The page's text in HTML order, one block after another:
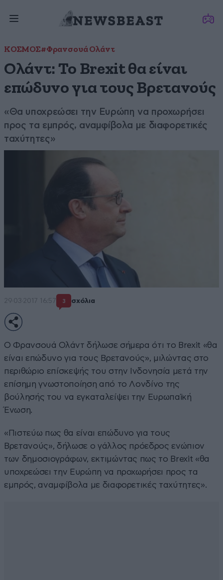
ΚΟΣΜΟΣ#Φρανσουά Ολάντ
Ολάντ: Το Brexit θα είναι
επώδυνο για τους Βρετανούς
«Θα υποχρεώσει την Ευρώπη να προχωρήσει
προς τα εμπρός, αναμφίβολα με διαφορετικές
ταχύτητες»
29·03·2017 16:57 3 σχόλια
Ο Φρανσουά Ολάντ δήλωσε σήμερα ότι το Brexit «θα
είναι επώδυνο για τους Βρετανούς», μιλώντας στο
περιθώριο επίσκεψής του στην Ινδονησία μετά την
επίσημη γνωστοποίηση από το Λονδίνο της
βούλησής του να εγκαταλείψει την Ευρωπαϊκή
Ένωση.
«Πιστεύω πως θα είναι επώδυνο για τους
Βρετανούς», δήλωσε ο γάλλος πρόεδρος ενώπιον
των δημοσιογράφων, εκτιμώντας πως το Brexit «θα
υποχρεώσει την Ευρώπη να προχωρήσει προς τα
εμπρός, αναμφίβολα με διαφορετικές ταχύτητες».